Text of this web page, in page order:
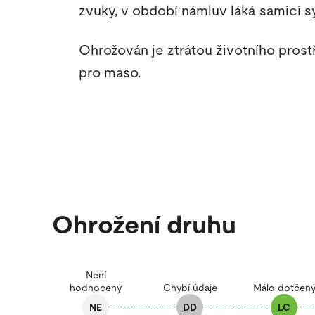
zvuky, v období námluv láká samici
Ohrožován je ztrátou životního
pro maso.
Ohrožení druhu
Není
hodnocený
NE
Chybí údaje
DD
Málo dotčený
LC